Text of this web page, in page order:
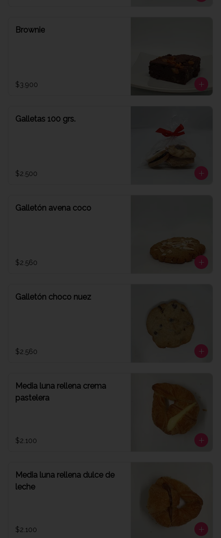
Brownie
$3.900
Galletas 100 grs.
$2.500
Galletón avena coco
$2.560
Galletón choco nuez
$2.560
Media luna rellena crema
pastelera
$2.100
Media luna rellena dulce de
leche
$2.100